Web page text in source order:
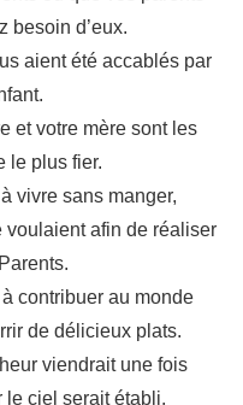
besoin d’eux.
aient été accablés par
et votre mère sont les
le plus fier.
vivre sans manger,
voulaient afin de réaliser
contribuer au monde
de délicieux plats.
viendrait une fois
ciel serait établi.